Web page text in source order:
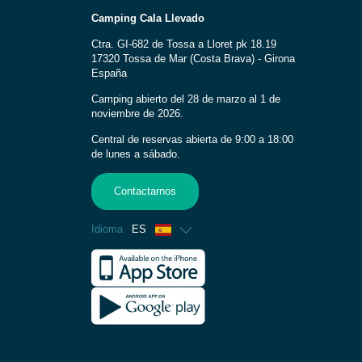
Camping Cala Llevado
Ctra. GI-682 de Tossa a Lloret pk 18.19
17320 Tossa de Mar (Costa Brava) - Girona
España
Camping abierto del 28 de marzo al 1 de
noviembre de 2026.
Central de reservas abierta de 9:00 a 18:00
de lunes a sábado.
Contactarnos
Idioma ES
Francés
Inglés
Alemán